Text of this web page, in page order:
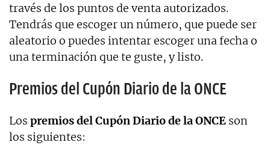
través de los puntos de venta autorizados.
Tendrás que escoger un número, que puede ser
aleatorio o puedes intentar escoger una fecha o
una terminación que te guste, y listo.
Premios del Cupón Diario de la ONCE
Los premios del Cupón Diario de la ONCE son
los siguientes: